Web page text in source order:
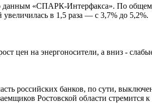
«СПАРК-Интерфакса». По
в 1,5 раза — с 3,7% до 5,2%.
цен на энергоносители, а вниз -
российских банков, по сути,
Ростовской области стремится